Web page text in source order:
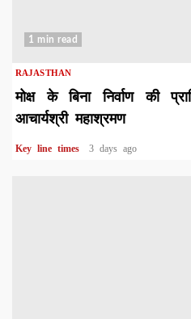
1 min read
RAJASTHAN
मोक्ष के बिना निर्वाण की
आचार्यश्री महाश्रमण
Key line times 3 days ago